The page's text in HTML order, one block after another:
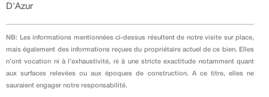
D'Azur
NB: Les informations mentionnées ci-dessus résultent de notre visite sur place,
mais également des informations reçues du propriétaire actuel de ce bien. Elles
n’ont vocation ni à l’exhaustivité, ni à une stricte exactitude notamment quant
aux surfaces relevées ou aux époques de construction. A ce titre, elles ne
sauraient engager notre responsabilité.